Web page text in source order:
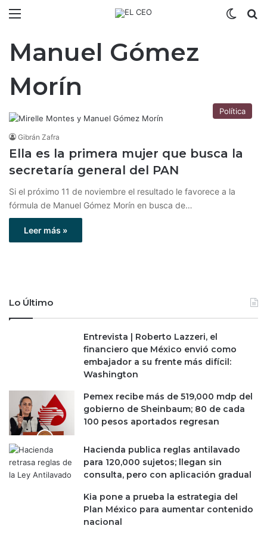
Manuel Gómez
Morín
Política
Gibrán Zafra
Ella es la primera mujer que busca la
secretaría general del PAN
Si el próximo 11 de noviembre el resultado le favorece a la
fórmula de Manuel Gómez Morín en busca de…
Leer más »
Lo Último
Entrevista | Roberto Lazzeri, el
financiero que México envió como
embajador a su frente más difícil:
Washington
Pemex recibe más de 519,000 mdp del
gobierno de Sheinbaum; 80 de cada
100 pesos aportados regresan
Hacienda publica reglas antilavado
para 120,000 sujetos; llegan sin
consulta, pero con aplicación gradual
Kia pone a prueba la estrategia del
Plan México para aumentar contenido
nacional